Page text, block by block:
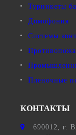
Турникеты
Домофония
Системы
Пленочные
КОНТАКТЫ
690012 , г.